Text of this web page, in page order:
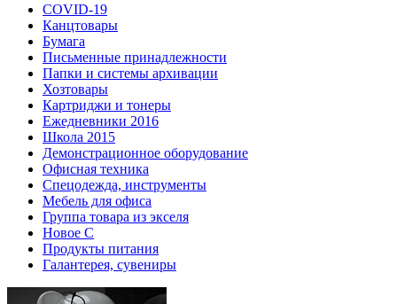
COVID-19
Канцтовары
Бумага
Письменные принадлежности
Папки и системы архивации
Хозтовары
Картриджи и тонеры
Ежедневники 2016
Школа 2015
Демонстрационное оборудование
Офисная техника
Спецодежда, инструменты
Мебель для офиса
Группа товара из экселя
Новое С
Продукты питания
Галантерея, сувениры